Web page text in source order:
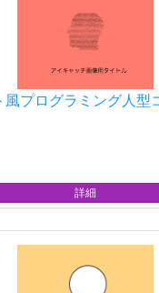
風プログラミング人型
詳細